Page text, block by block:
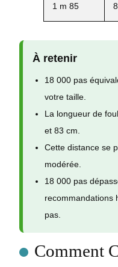
1 m 85
À retenir
18 000 pas
votre taille.
La longueur de
et 83 cm.
Cette distance se
modérée.
18 000 pas
recommandations
pas.
Comment